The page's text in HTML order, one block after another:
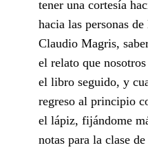
tener una cortesía
hacia las personas
Claudio Magris,
el relato que
el libro seguido, y
regreso al principio
el lápiz, fijándome
notas para la clase de